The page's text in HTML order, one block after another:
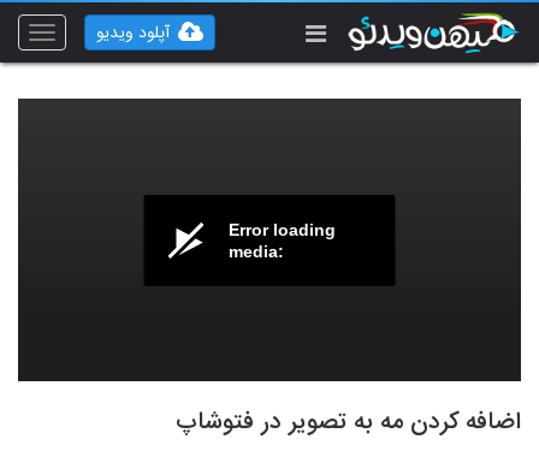
Toggle
آپلود ویدیو
Error loading
media:
اضافه کردن مه به تصویر در فتوشاپ